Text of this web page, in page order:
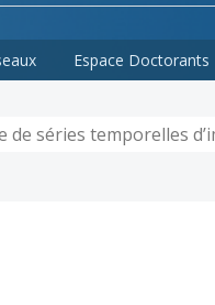
Espace Doctorants
séries temporelles